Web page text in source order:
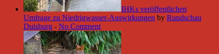
IHKs veröffentlichen
Umfrage zu Niedrigwasser-Auswirkungen by Rundschau
Duisburg - No Comment